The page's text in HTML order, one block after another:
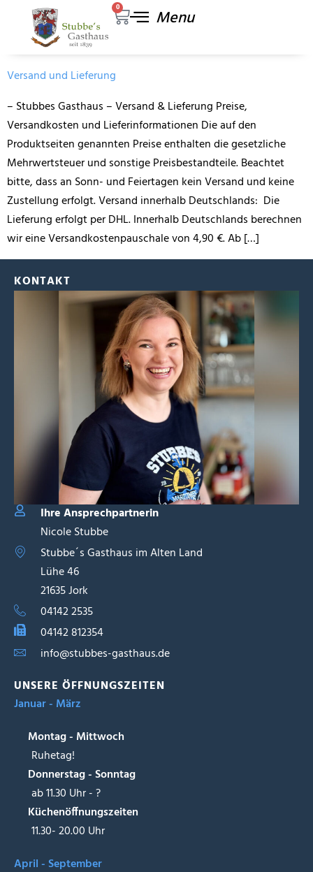
0
Versand und Lieferung
– Stubbes Gasthaus – Versand & Lieferung Preise,
Versandkosten und Lieferinformationen Die auf den
Produktseiten genannten Preise enthalten die gesetzliche
Mehrwertsteuer und sonstige Preisbestandteile. Beachtet
bitte, dass an Sonn- und Feiertagen kein Versand und keine
Zustellung erfolgt. Versand innerhalb Deutschlands: Die
Lieferung erfolgt per DHL. Innerhalb Deutschlands berechnen
wir eine Versandkostenpauschale von 4,90 €. Ab […]
KONTAKT
Ihre Ansprechpartnerin
Nicole Stubbe
Stubbe´s Gasthaus im Alten Land
Lühe 46
21635 Jork
04142 2535
04142 812354
info@stubbes-gasthaus.de
UNSERE ÖFFNUNGSZEITEN
Januar - März
Montag - Mittwoch
Ruhetag!
Donnerstag - Sonntag
ab 11.30 Uhr - ?
Küchenöffnungszeiten
11.30- 20.00 Uhr
April - September